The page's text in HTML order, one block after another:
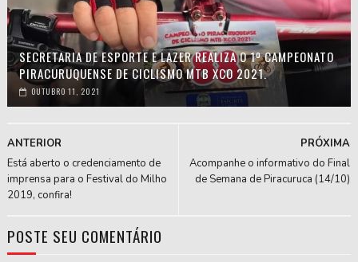
SECRETARIA DE ESPORTE E LAZER REALIZA O 1º CAMPEONATO
PIRACURUQUENSE DE CICLISMO MTB XCO 2021.
OUTUBRO 11, 2021
PRÓXIMA
Acompanhe o informativo do Final
de Semana de Piracuruca (14/10)
ANTERIOR
Está aberto o credenciamento de
imprensa para o Festival do Milho
2019, confira!
POSTE SEU COMENTÁRIO